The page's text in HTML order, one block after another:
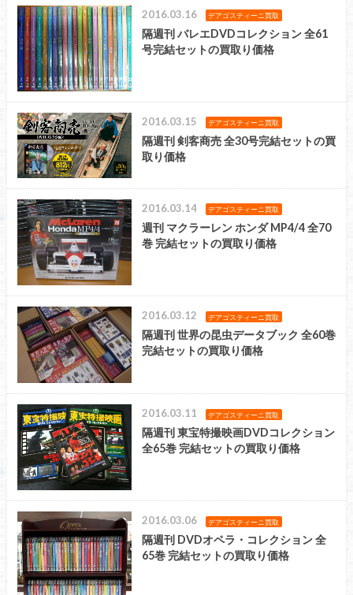
2016.03.16 デアゴスティーニ買取
隔週刊 バレエDVDコレクション 全61
号完結セットの買取り価格
2016.03.15 デアゴスティーニ買取
隔週刊 剣客商売 全30号完結セットの買
取り価格
2016.03.14 デアゴスティーニ買取
週刊 マクラーレン ホンダ MP4/4 全70
巻 完結セットの買取り価格
2016.03.12 デアゴスティーニ買取
隔週刊 世界の昆虫データブック 全60巻
完結セットの買取り価格
2016.03.11 デアゴスティーニ買取
隔週刊 東宝特撮映画DVDコレクション
全65巻 完結セットの買取り価格
2016.03.06 デアゴスティーニ買取
隔週刊 DVDオペラ・コレクション 全
65巻 完結セットの買取り価格